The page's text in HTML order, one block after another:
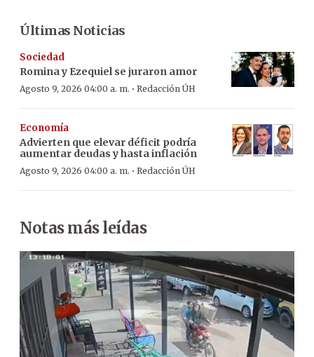
Últimas Noticias
Sociedad
Romina y Ezequiel se juraron amor
Agosto 9, 2026 04:00 a. m. · Redacción ÚH
Economía
Advierten que elevar déficit podría
aumentar deudas y hasta inflación
Agosto 9, 2026 04:00 a. m. · Redacción ÚH
Notas más leídas